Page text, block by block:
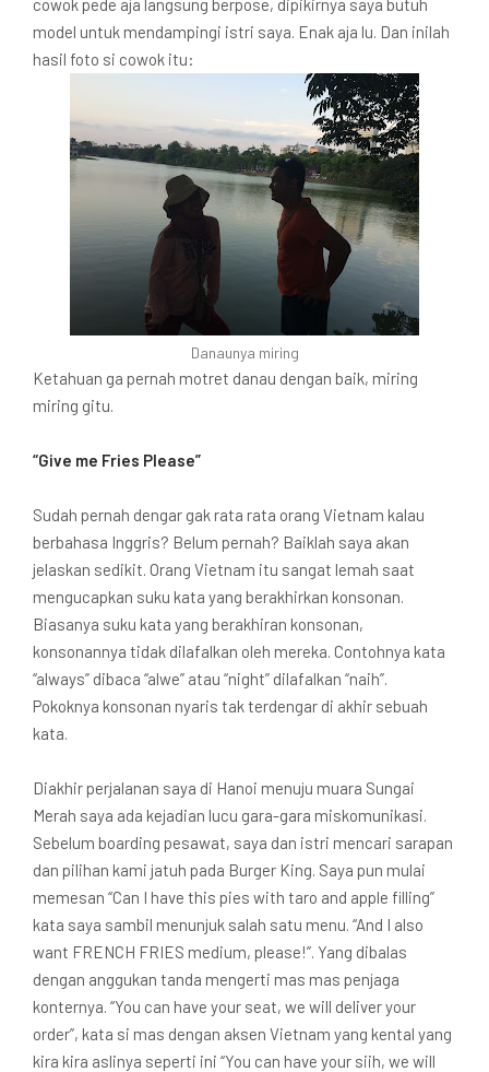
model untuk mendampingi istri saya. Enak aja lu. Dan inilah
hasil foto si cowok itu:
Danaunya miring
Ketahuan ga pernah motret danau dengan baik, miring
miring gitu.
“Give me Fries Please”
Sudah pernah dengar gak rata rata orang Vietnam kalau
berbahasa Inggris? Belum pernah? Baiklah saya akan
jelaskan sedikit. Orang Vietnam itu sangat lemah saat
mengucapkan suku kata yang berakhirkan konsonan.
Biasanya suku kata yang berakhiran konsonan,
konsonannya tidak dilafalkan oleh mereka. Contohnya kata
“always” dibaca “alwe” atau “night” dilafalkan “naih”.
Pokoknya konsonan nyaris tak terdengar di akhir sebuah
kata.
Diakhir perjalanan saya di Hanoi menuju muara Sungai
Merah saya ada kejadian lucu gara-gara miskomunikasi.
Sebelum boarding pesawat, saya dan istri mencari sarapan
dan pilihan kami jatuh pada Burger King. Saya pun mulai
memesan “Can I have this pies with taro and apple filling”
kata saya sambil menunjuk salah satu menu. “And I also
want FRENCH FRIES medium, please!”. Yang dibalas
dengan anggukan tanda mengerti mas mas penjaga
konternya. “You can have your seat, we will deliver your
order”, kata si mas dengan aksen Vietnam yang kental yang
kira kira aslinya seperti ini “You can have your siih, we will